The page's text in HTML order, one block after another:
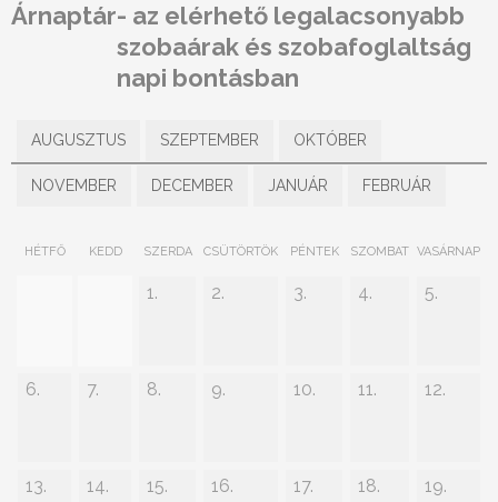
Árnaptár- az elérhető legalacsonyabb
szobaárak és szobafoglaltság
napi bontásban
AUGUSZTUS SZEPTEMBER OKTÓBER
NOVEMBER DECEMBER JANUÁR FEBRUÁR
HÉTFŐ KEDD SZERDA CSÜTÖRTÖK PÉNTEK SZOMBAT VASÁRNAP
1. 2. 3. 4. 5.
6. 7. 8. 9. 10. 11. 12.
13. 14. 15. 16. 17. 18. 19.